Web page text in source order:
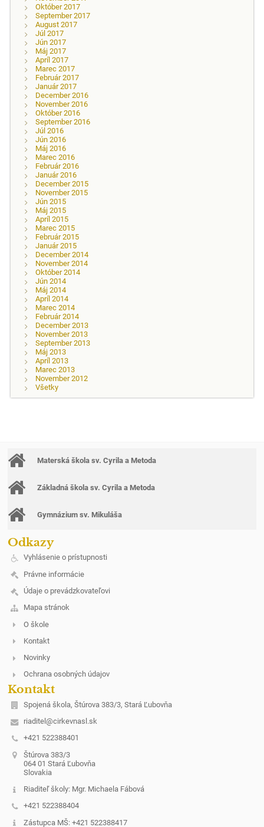
Október 2017
September 2017
August 2017
Júl 2017
Jún 2017
Máj 2017
Apríl 2017
Marec 2017
Február 2017
Január 2017
December 2016
November 2016
Október 2016
September 2016
Júl 2016
Jún 2016
Máj 2016
Marec 2016
Február 2016
Január 2016
December 2015
November 2015
Jún 2015
Máj 2015
Apríl 2015
Marec 2015
Február 2015
Január 2015
December 2014
November 2014
Október 2014
Jún 2014
Máj 2014
Apríl 2014
Marec 2014
Február 2014
December 2013
November 2013
September 2013
Máj 2013
Apríl 2013
Marec 2013
November 2012
Všetky
Materská škola sv. Cyrila a Metoda
Základná škola sv. Cyrila a Metoda
Gymnázium sv. Mikuláša
Odkazy
Vyhlásenie o prístupnosti
Právne informácie
Údaje o prevádzkovateľovi
Mapa stránok
O škole
Kontakt
Novinky
Ochrana osobných údajov
Kontakt
Spojená škola, Štúrova 383/3, Stará Ľubovňa
riaditel@cirkevnasl.sk
+421 522388401
Štúrova 383/3
064 01 Stará Ľubovňa
Slovakia
Riaditeľ školy: Mgr. Michaela Fábová
+421 522388404
Zástupca MŠ: +421 522388417